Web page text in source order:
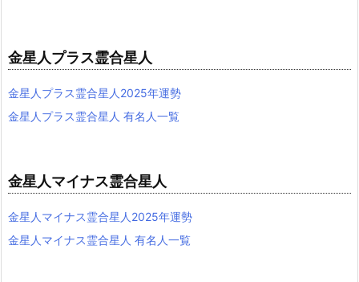
金星人プラス霊合星人
金星人プラス霊合星人2025年運勢
金星人プラス霊合星人 有名人一覧
金星人マイナス霊合星人
金星人マイナス霊合星人2025年運勢
金星人マイナス霊合星人 有名人一覧